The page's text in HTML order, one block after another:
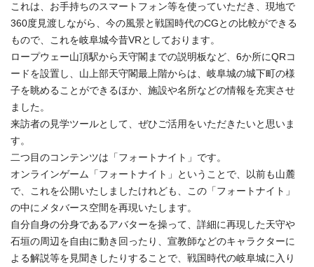
これは、お手持ちのスマートフォン等を使っていただき、現地で
360度見渡しながら、今の風景と戦国時代のCGとの比較ができる
もので、これを岐阜城今昔VRとしております。
ロープウェー山頂駅から天守閣までの説明板など、6か所にQRコ
ードを設置し、山上部天守閣最上階からは、岐阜城の城下町の様
子を眺めることができるほか、施設や名所などの情報を充実させ
ました。
来訪者の見学ツールとして、ぜひご活用をいただきたいと思いま
す。
二つ目のコンテンツは「フォートナイト」です。
オンラインゲーム「フォートナイト」ということで、以前も山麓
で、これを公開いたしましたけれども、この「フォートナイト」
の中にメタバース空間を再現いたします。
自分自身の分身であるアバターを操って、詳細に再現した天守や
石垣の周辺を自由に動き回ったり、宣教師などのキャラクターに
よる解説等を見聞きしたりすることで、戦国時代の岐阜城に入り